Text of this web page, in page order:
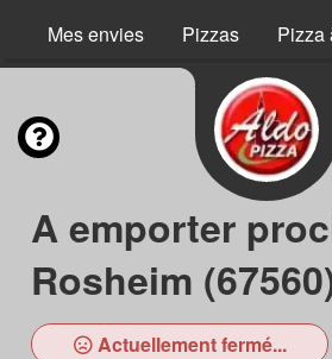
Mes envies Pizzas Pizza
A emporter
Rosheim
Actuellement fermé...